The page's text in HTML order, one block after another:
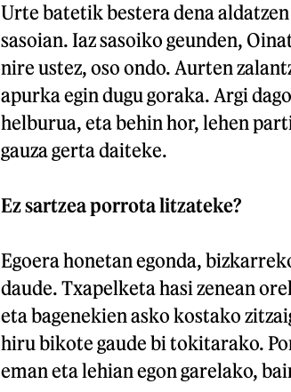
Urte batetik bestera dena
sasoian. Iaz sasoiko geunden,
nire ustez, oso ondo. Aurten
apurka egin dugu goraka. Argi
helburua, eta behin hor, lehen
gauza gerta daiteke.
Ez sartzea porrota litzateke?
Egoera honetan egonda,
daude. Txapelketa hasi zenean
eta bagenekien asko kostako
hiru bikote gaude bi tokitarako.
eman eta lehian egon garelako,